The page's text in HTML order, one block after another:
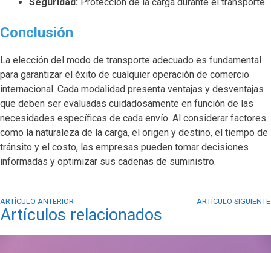
Conclusión
La elección del modo de transporte adecuado es fundamental
para garantizar el éxito de cualquier operación de comercio
internacional. Cada modalidad presenta ventajas y desventajas
que deben ser evaluadas cuidadosamente en función de las
necesidades específicas de cada envío. Al considerar factores
como la naturaleza de la carga, el origen y destino, el tiempo de
tránsito y el costo, las empresas pueden tomar decisiones
informadas y optimizar sus cadenas de suministro.
ARTÍCULO ANTERIOR ARTÍCULO SIGUIENTE
Artículos relacionados